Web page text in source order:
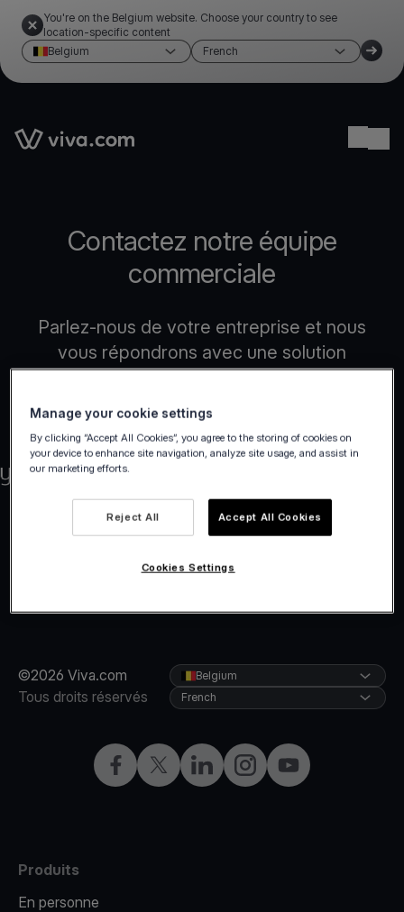
You're on the Belgium website. Choose your country to see
location-specific content
Belgium
French
Link to the homepage
Contactez notre équipe
commerciale
Parlez-nous de votre entreprise et nous
vous répondrons avec une solution
personnalisée adaptée à vos besoins.
©2026 Viva.com
Tous droits réservés
Facebook
X LinkedInInstagramYouTube
Belgium
French
Produits
En personne
Manage your cookie settings
By clicking “Accept All Cookies”, you agree to the storing of cookies on
your device to enhance site navigation, analyze site usage, and assist in
our marketing efforts.
Reject All Accept All Cookies
Cookies Settings